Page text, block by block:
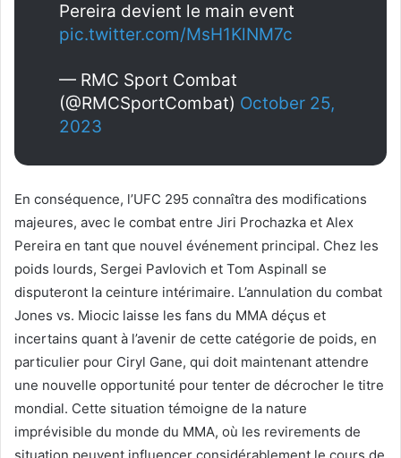
Pereira devient le main event
pic.twitter.com/MsH1KlNM7c
— RMC Sport Combat
(@RMCSportCombat) October 25,
2023
En conséquence, l’UFC 295 connaîtra des modifications
majeures, avec le combat entre Jiri Prochazka et Alex
Pereira en tant que nouvel événement principal. Chez les
poids lourds, Sergei Pavlovich et Tom Aspinall se
disputeront la ceinture intérimaire. L’annulation du combat
Jones vs. Miocic laisse les fans du MMA déçus et
incertains quant à l’avenir de cette catégorie de poids, en
particulier pour Ciryl Gane, qui doit maintenant attendre
une nouvelle opportunité pour tenter de décrocher le titre
mondial. Cette situation témoigne de la nature
imprévisible du monde du MMA, où les revirements de